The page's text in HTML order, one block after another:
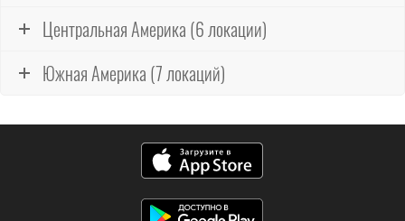
Центральная Америка (6 локации)
Южная Америка (7 локаций)